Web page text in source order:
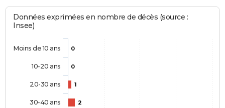
Données exprimées en nombre de décès (source :
Insee)
0
0
1
2
Moins de 10 ans
10-20 ans
20-30 ans
30-40 ans